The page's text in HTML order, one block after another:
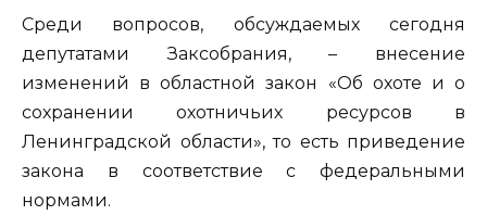
Среди вопросов, обсуждаемых сегодня
депутатами Заксобрания, – внесение
изменений в областной закон «Об охоте и о
сохранении охотничьих ресурсов в
Ленинградской области», то есть приведение
закона в соответствие с федеральными
нормами.